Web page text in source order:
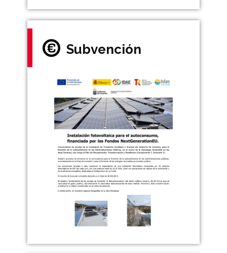
Subvención